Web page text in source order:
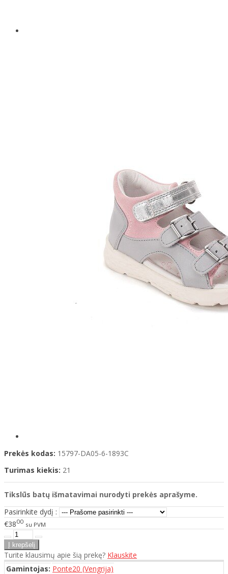
Prekės kodas: 15797-DA05-6-1893C
Turimas kiekis: 21
Tikslūs batų išmatavimai nurodyti prekės aprašyme.
Pasirinkite dydį :
€3800 su PVM
Turite klausimų apie šią prekę? Klauskite
Gamintojas: Ponte20 (Vengrija)